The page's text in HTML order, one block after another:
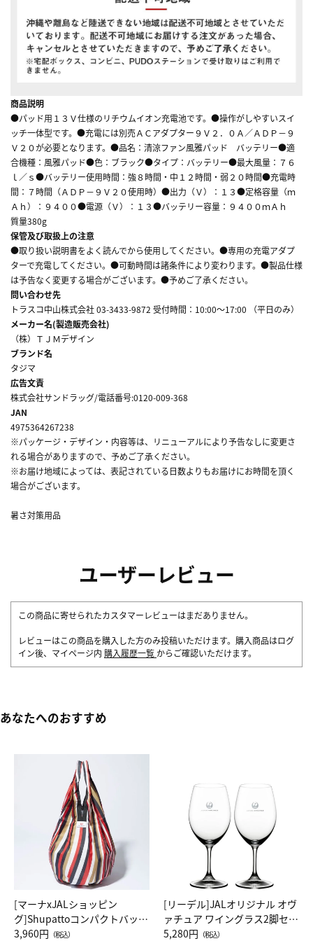
商品説明
●パッド用１３Ｖ仕様のリチウムイオン充電池です。●操作がしやすいスイ
ッチ一体型です。●充電には別売ＡＣアダプター９Ｖ２．０Ａ／ＡＤＰ－９
Ｖ２０が必要となります。●品名：清涼ファン風雅パッド バッテリー●適
合機種：風雅パッド●色：ブラック●タイプ：バッテリー●最大風量：７６
ｌ／ｓ●バッテリー使用時間：強８時間・中１２時間・弱２０時間●充電時
間：７時間（ＡＤＰ－９Ｖ２０使用時）●出力（Ｖ）：１３●定格容量（ｍ
Ａｈ）：９４００●電源（Ｖ）：１３●バッテリー容量：９４００ｍＡｈ
質量380g
保管及び取扱上の注意
●取り扱い説明書をよく読んでから使用してください。●専用の充電アダプ
ターで充電してください。●可動時間は諸条件により変わります。●製品仕様
は予告なく変更する場合がございます。●予めご了承ください。
問い合わせ先
トラスコ中山株式会社 03-3433-9872 受付時間：10:00～17:00 （平日のみ）
メーカー名(製造販売会社)
（株）ＴＪＭデザイン
ブランド名
タジマ
広告文責
株式会社サンドラッグ/電話番号:0120-009-368
JAN
4975364267238
※パッケージ・デザイン・内容等は、リニューアルにより予告なしに変更さ
れる場合がありますので、予めご了承ください。
※お届け地域によっては、表記されている日数よりもお届けにお時間を頂く
場合がございます。
暑さ対策用品
ユーザーレビュー
この商品に寄せられたカスタマーレビューはまだありません。
レビューはこの商品を購入した方のみ投稿いただけます。購入商品はログ
イン後、マイページ内 購入履歴一覧 からご確認いただけます。
あなたへのおすすめ
[マーナxJALショッピン
グ]Shupattoコンパクトバッグ
Drop JAL客室乗務員（LC）ス
3,960円 （税込）
[リーデル]JALオリジナル オヴ
ァチュア ワイングラス2脚セッ
ト（レッドワイン）
5,280円 （税込）